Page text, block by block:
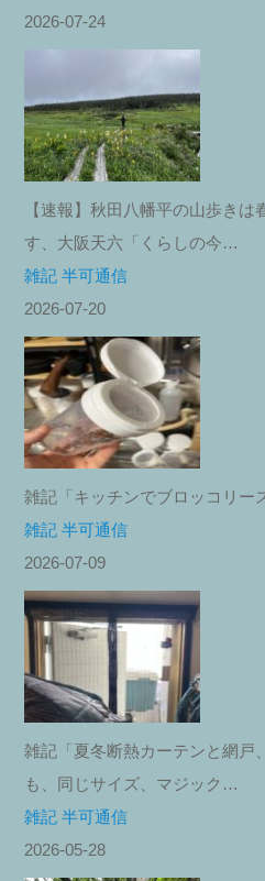
2026-07-24
【速報】秋田八幡平の山歩きは
す、大阪天六「くらしの今…
雑記 半可通信
2026-07-20
雑記「キッチンでブロッコリー
雑記 半可通信
2026-07-09
雑記「夏冬断熱カーテンと網戸
も、同じサイズ、マジック…
雑記 半可通信
2026-05-28